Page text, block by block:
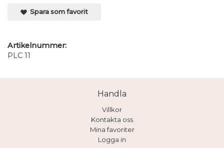
Spara som favorit
Artikelnummer:
PLC 11
Handla
Villkor
Kontakta oss
Mina favoriter
Logga in